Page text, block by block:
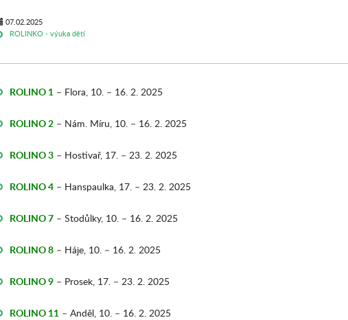
07.02.2025
ROLINKO - výuka dětí
ROLINO 1 – Flora, 10. – 16. 2. 2025
ROLINO 2 – Nám. Míru, 10. – 16. 2. 2025
ROLINO 3 – Hostivař, 17. – 23. 2. 2025
ROLINO 4 – Hanspaulka, 17. – 23. 2. 2025
ROLINO 7 – Stodůlky, 10. – 16. 2. 2025
ROLINO 8 – Háje, 10. – 16. 2. 2025
ROLINO 9 – Prosek, 17. – 23. 2. 2025
ROLINO 11 – Anděl, 10. – 16. 2. 2025